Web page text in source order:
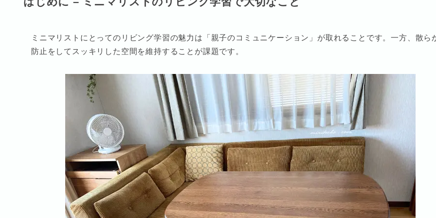
ミニマリストにとってのリビング学習の魅力は「親子のコミュニケーション」が取れることです。一方、散ら
防止をしてスッキリした空間を維持することが課題です。